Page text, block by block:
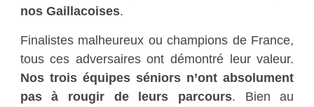
nos Gaillacoises.
Finalistes malheureux ou champions de France,
tous ces adversaires ont démontré leur valeur.
Nos trois équipes séniors n’ont absolument
pas à rougir de leurs parcours. Bien au